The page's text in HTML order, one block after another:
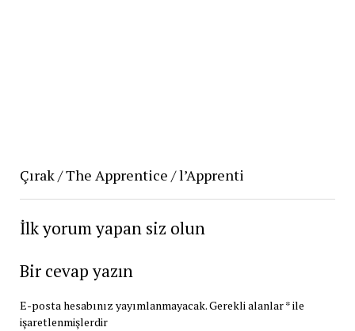
Çırak / The Apprentice / l’Apprenti
İlk yorum yapan siz olun
Bir cevap yazın
E-posta hesabınız yayımlanmayacak.Gerekli alanlar*ile
işaretlenmişlerdir